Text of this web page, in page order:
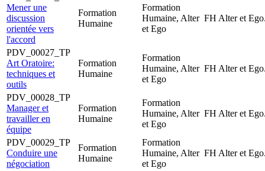
Mener une
discussion
orientée vers
l'accord
Formation
Humaine
Formation
Humaine, Alter
et Ego
FH Alter et
PDV_00027_TP
Art Oratoire:
techniques et
outils
Formation
Humaine
Formation
Humaine, Alter
et Ego
FH Alter et
PDV_00028_TP
Manager et
travailler en
équipe
Formation
Humaine
Formation
Humaine, Alter
et Ego
FH Alter et
PDV_00029_TP
Conduire une
négociation
Formation
Humaine
Formation
Humaine, Alter
et Ego
FH Alter et